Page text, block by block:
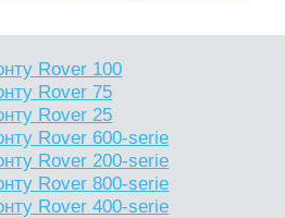
Rover 100
Rover 75
Rover 25
Rover 600-serie
Rover 200-serie
Rover 800-serie
Rover 400-serie